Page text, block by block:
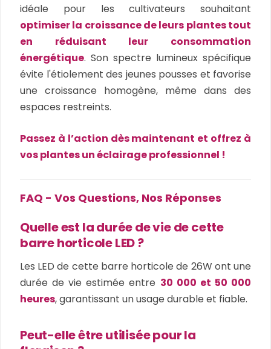
idéale pour les cultivateurs souhaitant
optimiser la croissance de leurs plantes tout
en réduisant leur consommation
énergétique. Son spectre lumineux spécifique
évite l'étiolement des jeunes pousses et favorise
une croissance homogène, même dans des
espaces restreints.
Passez à l’action dès maintenant et offrez à
vos plantes un éclairage professionnel !
FAQ - Vos Questions, Nos Réponses
Quelle est la durée de vie de cette
barre horticole LED ?
Les LED de cette barre horticole de 26W ont une
durée de vie estimée entre 30 000 et 50 000
heures, garantissant un usage durable et fiable.
Peut-elle être utilisée pour la